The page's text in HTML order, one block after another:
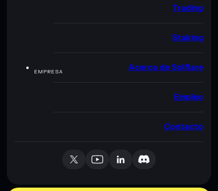
Trading
Staking
EMPRESA Acerca de Solflare
Empleo
Contacto